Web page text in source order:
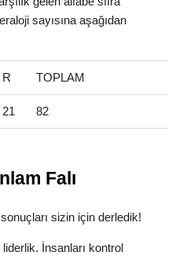
sayısına aşağıdan
R TOPLAM
21 82
Falı
sizin için derledik!
İnsanları kontrol